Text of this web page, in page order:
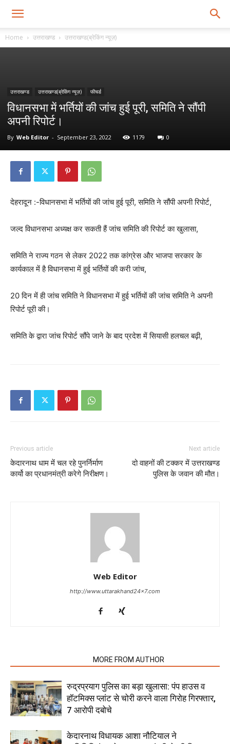
Home उत्तराखण्ड उत्तराखण्ड(ब्रेकिंग न्यूज़)
उत्तराखण्ड उत्तराखण्ड(ब्रेकिंग न्यूज़) फीचर्ड
विधानसभा में भर्तियों की जांच हुई पूरी, समिति ने सौंपी
अपनी रिपोर्ट।
By Web Editor - September 23, 2022 1179 0
देहरादून :-विधानसभा में भर्तियों की जांच हुई पूरी, समिति ने सौंपी अपनी रिपोर्ट,
जल्द विधानसभा अध्यक्ष कर सकती हैं जांच समिति की रिपोर्ट का खुलासा,
समिति ने राज्य गठन से लेकर 2022 तक कांग्रेस और भाजपा सरकार के
कार्यकाल में है विधानसभा में हुई भर्तियों की करी जांच,
20 दिन में ही जांच समिति ने विधानसभा में हुई भर्तियों की जांच समिति ने अपनी
रिपोर्ट पूरी की।
समिति के द्वारा जांच रिपोर्ट सौंपे जाने के बाद प्रदेश में सियासी हलचल बढ़ी,
Previous article
केदारनाथ धाम में चल रहे पुनर्निर्माण
कार्यो का प्रधानमंत्री करेगे निरीक्षण।
Next article
दो वाहनों की टक्कर में उत्तराखण्ड
पुलिस के जवान की मौत।
Web Editor
http://www.uttarakhand24x7.com
MORE FROM AUTHOR
रुद्रप्रयाग पुलिस का बड़ा खुलासा: पंप हाउस व
हॉटमिक्स प्लांट से चोरी करने वाला गिरोह गिरफ्तार,
7 आरोपी दबोचे
केदारनाथ विधायक आशा नौटियाल ने